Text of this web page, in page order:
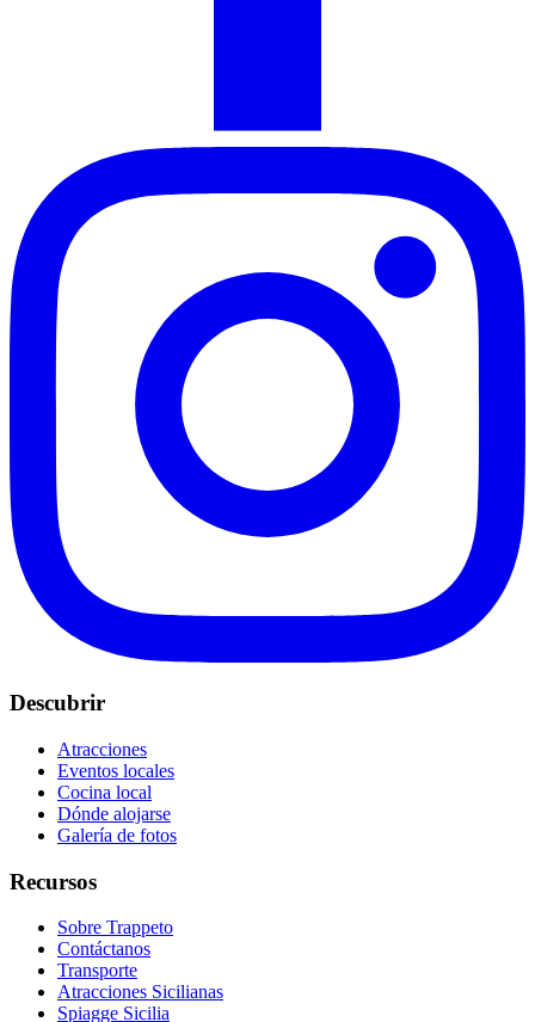
Descubrir
Atracciones
Eventos locales
Cocina local
Dónde alojarse
Galería de fotos
Recursos
Sobre Trappeto
Contáctanos
Transporte
Atracciones Sicilianas
Spiagge Sicilia